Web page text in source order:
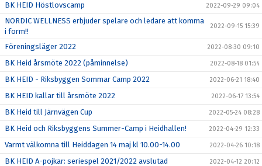
BK HEID Höstlovscamp 2022-09-29 09:04
NORDIC WELLNESS erbjuder spelare och ledare att komma
i form!!
2022-09-15 15:39
Föreningsläger 2022 2022-08-30 09:10
BK Heid årsmöte 2022 (påminnelse) 2022-08-18 01:54
BK HEID - Riksbyggen Sommar Camp 2022 2022-06-21 18:40
BK HEID kallar till årsmöte 2022 2022-06-17 13:54
BK Heid till Järnvägen Cup 2022-05-24 08:28
BK Heid och Riksbyggens Summer-Camp i Heidhallen! 2022-04-29 12:33
Varmt välkomna till Heiddagen 14 maj kl 10.00-14.00 2022-04-26 10:18
BK HEID A-pojkar: seriespel 2021/2022 avslutad 2022-04-12 20:12